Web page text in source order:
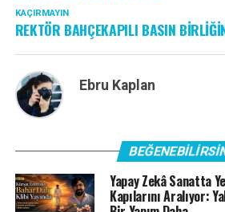
KAÇIRMAYIN
REKTÖR BAHÇEKAPILI BASIN
Ebru Kaplan
Yapay Zekâ Sanatta
Kapılarını Aralıyor: